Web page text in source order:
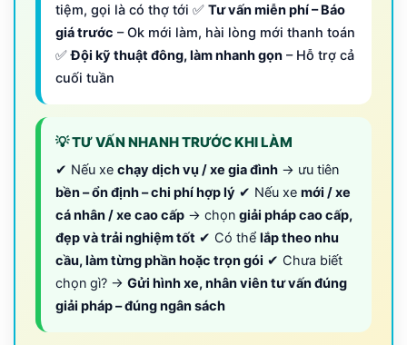
tiệm, gọi là có thợ tới ✅ Tư vấn miễn phí – Báo
giá trước – Ok mới làm, hài lòng mới thanh toán
✅Đội kỹ thuật đông, làm nhanh gọn – Hỗ trợ cả
cuối tuần
💡 TƯ VẤN NHANH TRƯỚC KHI LÀM
✔ Nếu xe chạy dịch vụ / xe gia đình → ưu tiên
bền – ổn định – chi phí hợp lý ✔ Nếu xe mới / xe
cá nhân / xe cao cấp → chọn giải pháp cao cấp,
đẹp và trải nghiệm tốt ✔ Có thể lắp theo nhu
cầu, làm từng phần hoặc trọn gói ✔ Chưa biết
chọn gì? → Gửi hình xe, nhân viên tư vấn đúng
giải pháp – đúng ngân sách